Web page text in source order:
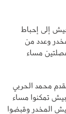
إلى إحباط
وعدد من
مساء
محمد الحربي
تمكنوا مساء
المخدر وقبضوا